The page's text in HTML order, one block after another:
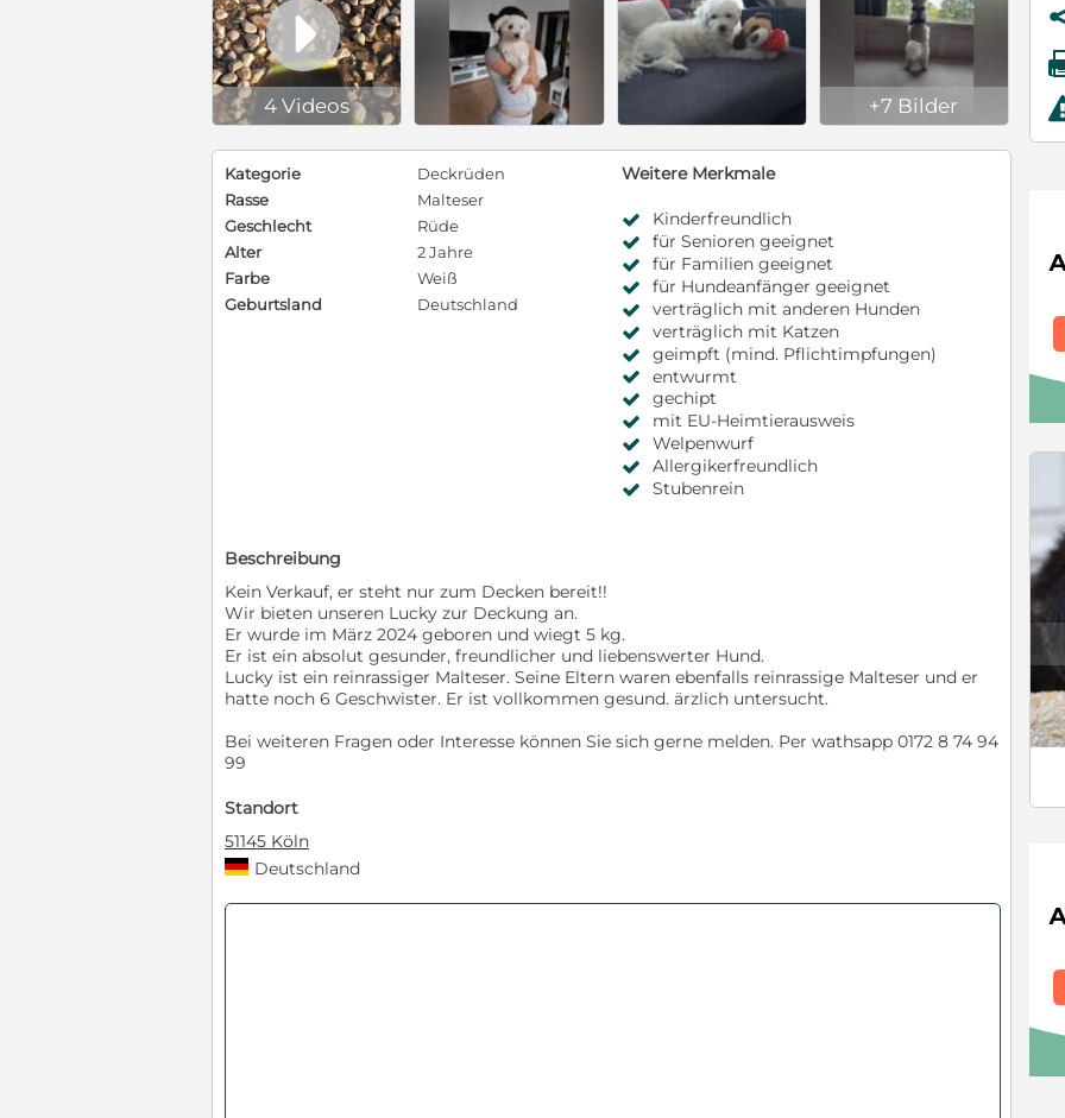

4 Videos +7 Bilder
c
Kategorie
Deckrüden
Rasse
Malteser
Geschlecht
Rüde
Alter
2 Jahre
Farbe
Weiß
Geburtsland
Deutschland
Weitere Merkmale
Kinderfreundlich
für Senioren geeignet
für Familien geeignet
für Hundeanfänger geeignet
verträglich mit anderen Hunden
verträglich mit Katzen
geimpft (mind. Pflichtimpfungen)
entwurmt
gechipt
mit EU-Heimtierausweis
Welpenwurf
Allergikerfreundlich
Stubenrein
Beschreibung
Kein Verkauf, er steht nur zum Decken bereit!!
Wir bieten unseren Lucky zur Deckung an.
Er wurde im März 2024 geboren und wiegt 5 kg.
Er ist ein absolut gesunder, freundlicher und liebenswerter Hund.
Lucky ist ein reinrassiger Malteser. Seine Eltern waren ebenfalls reinrassige Malteser und er
hatte noch 6 Geschwister. Er ist vollkommen gesund. ärzlich untersucht.
Bei weiteren Fragen oder Interesse können Sie sich gerne melden. Per wathsapp 0172 8 74 94
99
Standort
51145 Köln
Deutschland